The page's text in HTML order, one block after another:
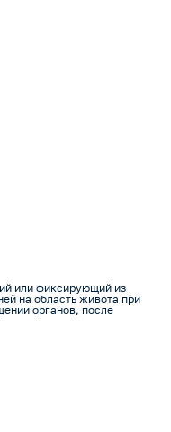
или фиксирующий из
на область живота при
органов, после